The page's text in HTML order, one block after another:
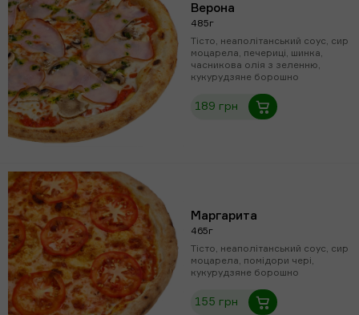
Верона
485г
Тісто, неаполітанський соус, сир
моцарела, печериці, шинка,
часникова олія з зеленню,
кукурудзяне борошно
189 грн
Маргарита
465г
Тісто, неаполітанський соус, сир
моцарела, помідори чері,
кукурудзяне борошно
155 грн